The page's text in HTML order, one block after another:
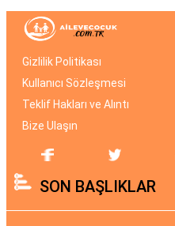
BLOG
FAYDALI
BİLGİLER
YEMEK
TARİFLERİ
Gizlilik Politikası
Kullanıcı Sözleşmesi
Teklif Hakları ve Alıntı
Bize Ulaşın
SON BAŞLIKLAR